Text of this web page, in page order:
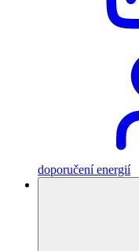
doporučení energií